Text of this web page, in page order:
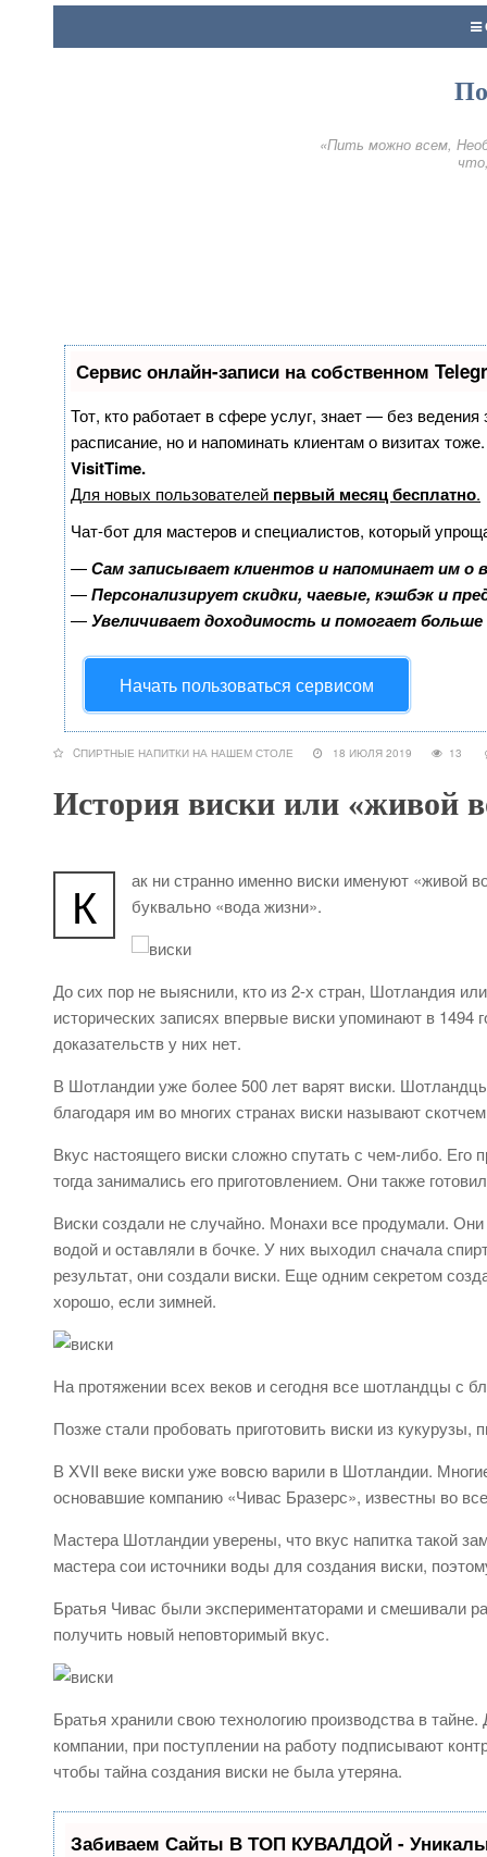
«Пить можно всем,
Сервис онлайн-записи на собственном
Тот, кто работает в сфере услуг, знает — без
расписание, но и напоминать клиентам о визитах
VisitTime.
Для новых пользователей первый месяц бесплатно.
Чат-бот для мастеров и специалистов, который
—Сам записывает клиентов и напоминает им о
—Персонализирует скидки, чаевые, кэшбэк и
—Увеличивает доходимость и помогает
Начать пользоваться сервисом
CПИРТНЫЕ НАПИТКИ НА НАШЕМ СТОЛЕ 18 ИЮЛЯ 2019 13
История виски или «живой
К
ак ни странно именно виски именуют «живой
буквально «вода жизни».
До сих пор не выяснили, кто из 2-х стран, Шотландия
исторических записях впервые виски упоминают в
доказательств у них нет.
В Шотландии уже более 500 лет варят виски.
благодаря им во многих странах виски называют
Вкус настоящего виски сложно спутать с чем-либо.
тогда занимались его приготовлением. Они также
Виски создали не случайно. Монахи все продумали.
водой и оставляли в бочке. У них выходил сначала
результат, они создали виски. Еще одним секретом
хорошо, если зимней.
На протяжении всех веков и сегодня все шотландцы с
Позже стали пробовать приготовить виски из
В XVII веке виски уже вовсю варили в Шотландии.
основавшие компанию «Чивас Бразерс», известны во
Мастера Шотландии уверены, что вкус напитка такой
мастера сои источники воды для создания виски,
Братья Чивас были экспериментаторами и смешивали
получить новый неповторимый вкус.
Братья хранили свою технологию производства в
компании, при поступлении на работу подписывают
чтобы тайна создания виски не была утеряна.
Забиваем Сайты В ТОП КУВАЛДОЙ -